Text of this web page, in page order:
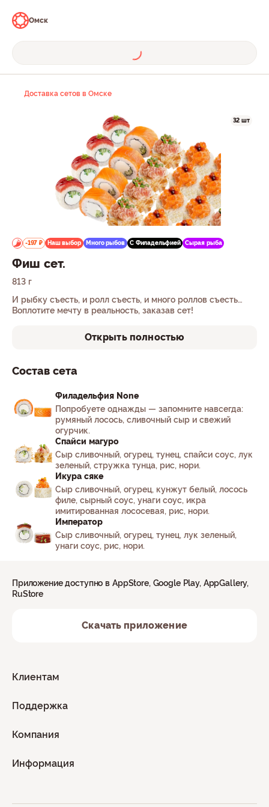
Омск
Доставка сетов в Омске
32 шт
-197 ₽ Наш выбор Много рыбов С Филадельфией Сырая рыба
Фиш сет.
813 г
И рыбку съесть, и ролл съесть, и много роллов съесть…
Воплотите мечту в реальность, заказав сет!
Открыть полностью
Состав сета
Филадельфия None
Попробуете однажды — запомните навсегда:
румяный лосось, сливочный сыр и свежий
огурчик.
Спайси магуро
Сыр сливочный, огурец, тунец, спайси соус, лук
зеленый, стружка тунца, рис, нори.
Икура сяке
Сыр сливочный, огурец, кунжут белый, лосось
филе, сырный соус, унаги соус, икра
имитированная лососевая, рис, нори.
Император
Сыр сливочный, огурец, тунец, лук зеленый,
унаги соус, рис, нори.
Клиентам
Поддержка
Компания
Информация
Приложение доступно в AppStore, Google Play, AppGallery,
RuStore
Скачать приложение